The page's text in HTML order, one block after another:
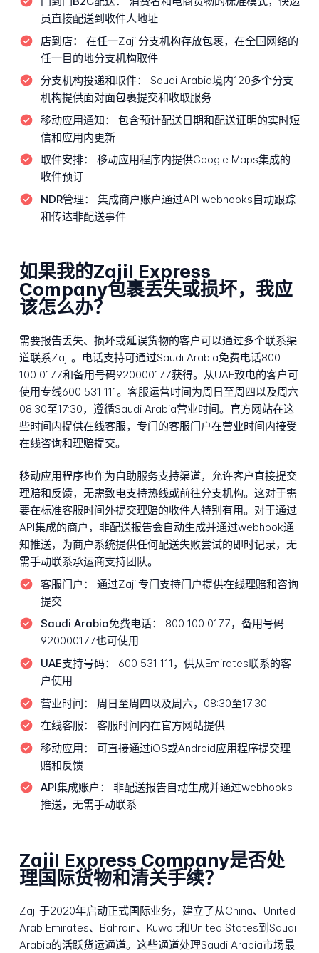
员直接配送到收件人地址
店到店：
在任一Zajil分支机构存放包裹，在全国网络的
任一目的地分支机构取件
分支机构投递和取件：
Saudi Arabia境内120多个分支
机构提供面对面包裹提交和收取服务
移动应用通知：
包含预计配送日期和配送证明的实时短
信和应用内更新
取件安排：
移动应用程序内提供Google Maps集成的
收件预订
NDR管理：
集成商户账户通过API webhooks自动跟踪
和传达非配送事件
如果我的Zajil Express
Company包裹丢失或损坏，我应
该怎么办？
需要报告丢失、损坏或延误货物的客户可以通过多个联系渠
道联系Zajil。电话支持可通过Saudi Arabia免费电话800
100 0177和备用号码920000177获得。从UAE致电的客户可
使用专线600 531 111。客服运营时间为周日至周四以及周六
08:30至17:30，遵循Saudi Arabia营业时间。官方网站在这
些时间内提供在线客服，专门的客服门户在营业时间内接受
在线咨询和理赔提交。
移动应用程序也作为自助服务支持渠道，允许客户直接提交
理赔和反馈，无需致电支持热线或前往分支机构。这对于需
要在标准客服时间外提交理赔的收件人特别有用。对于通过
API集成的商户，非配送报告会自动生成并通过webhook通
知推送，为商户系统提供任何配送失败尝试的即时记录，无
需手动联系承运商支持团队。
客服门户：
通过Zajil专门支持门户提供在线理赔和咨询
提交
Saudi Arabia免费电话：
800 100 0177，备用号码
920000177也可使用
UAE支持号码：
600 531 111，供从Emirates联系的客
户使用
营业时间：
周日至周四以及周六，08:30至17:30
在线客服：
客服时间内在官方网站提供
移动应用：
可直接通过iOS或Android应用程序提交理
赔和反馈
API集成账户：
非配送报告自动生成并通过webhooks
推送，无需手动联系
Zajil Express Company是否处
理国际货物和清关手续？
Zajil于2020年启动正式国际业务，建立了从China、United
Arab Emirates、Bahrain、Kuwait和United States到Saudi
Arabia的活跃货运通道。这些通道处理Saudi Arabia市场最